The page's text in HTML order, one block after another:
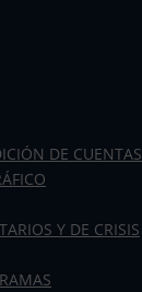
DE CUENTAS
Y DE CRISIS